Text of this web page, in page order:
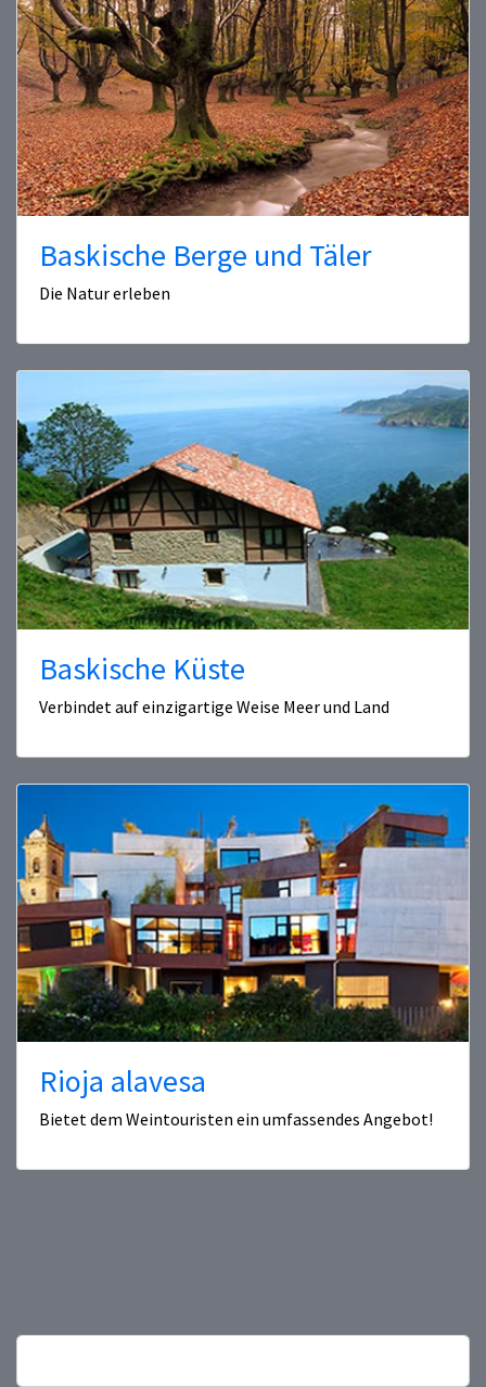
Baskische Berge und Täler
Die Natur erleben
Baskische Küste
Verbindet auf einzigartige Weise Meer und Land
Rioja alavesa
Bietet dem Weintouristen ein umfassendes Angebot!